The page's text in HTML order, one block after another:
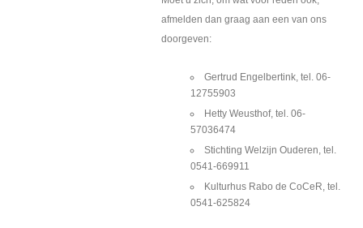
afmelden dan graag aan een van ons
doorgeven:
Gertrud Engelbertink, tel. 06-
12755903
Hetty Weusthof, tel. 06-
57036474
Stichting Welzijn Ouderen, tel.
0541-669911
Kulturhus Rabo de CoCeR, tel.
0541-625824